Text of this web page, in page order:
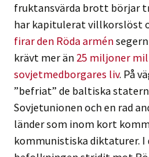
fruktansvärda brott börjar
har kapitulerat villkorslöst
firar den Röda armén
krävt mer än 25 miljoner
sovjetmedborgares liv. På
”befriat” de baltiska
Sovjetunionen och en rad
länder som inom kort
kommunistiska diktaturer. I